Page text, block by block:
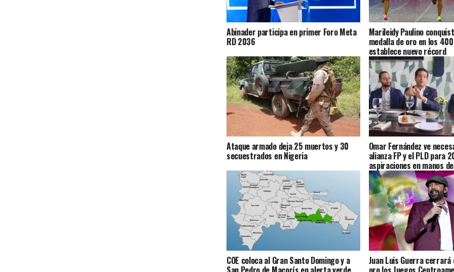
Abinader participa en primer Foro Meta
RD 2036
Marileidy Paulino
medalla de oro en los
establece nuevo récord
Ataque armado deja 25 muertos y 30
secuestrados en Nigeria
Omar Fernández ve
alianza FP y el PLD para
aspiraciones en manos
COE coloca al Gran Santo Domingo y a Juan Luis Guerra cerrará